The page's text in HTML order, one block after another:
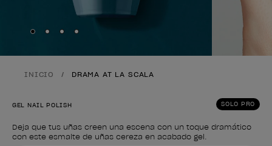
Skip to slide
Skip to slide
Skip to slide
Skip to slide
INICIO DRAMA AT LA SCALA
SOLO PRO
GEL NAIL POLISH
Deja que tus uñas creen una escena con un toque dramático
con este esmalte de uñas cereza en acabado gel.